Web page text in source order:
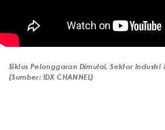
Siklus Pelonggaran Dimulai, Sektor Industri
(Sumber: IDX CHANNEL)